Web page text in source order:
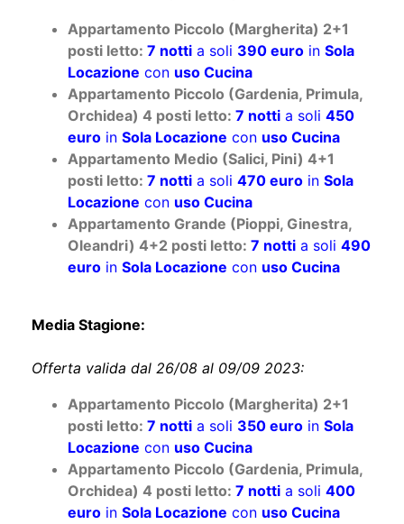
Appartamento Piccolo (Margherita) 2+1
posti letto: 7 notti a soli 390 euro in Sola
Locazione con uso Cucina
Appartamento Piccolo (Gardenia, Primula,
Orchidea) 4 posti letto: 7 notti a soli 450
euro in Sola Locazione con uso Cucina
Appartamento Medio (Salici, Pini) 4+1
posti letto: 7 notti a soli 470 euro in Sola
Locazione con uso Cucina
Appartamento Grande (Pioppi, Ginestra,
Oleandri) 4+2 posti letto: 7 notti a soli 490
euro in Sola Locazione con uso Cucina
Media Stagione:
Offerta valida dal 26/08 al 09/09 2023:
Appartamento Piccolo (Margherita) 2+1
posti letto: 7 notti a soli 350 euro in Sola
Locazione con uso Cucina
Appartamento Piccolo (Gardenia, Primula,
Orchidea) 4 posti letto: 7 notti a soli 400
euro in Sola Locazione con uso Cucina